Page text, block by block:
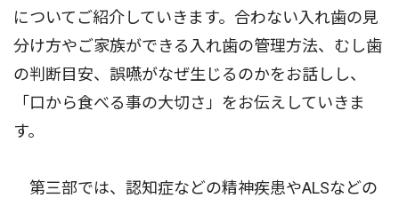
についてご紹介していきます。合わない入れ歯の見
分け方やご家族ができる入れ歯の管理方法、むし歯
の判断目安、誤嚥がなぜ生じるのかをお話しし、
「口から食べる事の大切さ」をお伝えしていきま
す。
第三部では、認知症などの精神疾患やALSなどの